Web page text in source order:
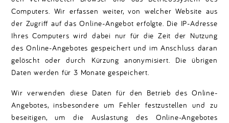
Computers. Wir erfassen weiter, von welcher Website aus
der Zugriff auf das Online-Angebot erfolgte. Die IP-Adresse
Ihres Computers wird dabei nur für die Zeit der Nutzung
des Online-Angebotes gespeichert und im Anschluss daran
gelöscht oder durch Kürzung anonymisiert. Die übrigen
Daten werden für 3 Monate gespeichert.
Wir verwenden diese Daten für den Betrieb des Online-
Angebotes, insbesondere um Fehler festzustellen und zu
beseitigen, um die Auslastung des Online-Angebotes